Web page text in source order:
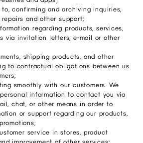
to, confirming and archiving inquiries,
and other support;
regarding products, services,
via invitation letters, e-mail or other
shipping products, and other
to contractual obligations between us
smoothly with our customers. We
information to contact you via
chat, or other means in order to
or support regarding our products,
service in stores, product